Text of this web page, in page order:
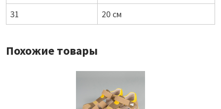
31
20 см
Похожие товары